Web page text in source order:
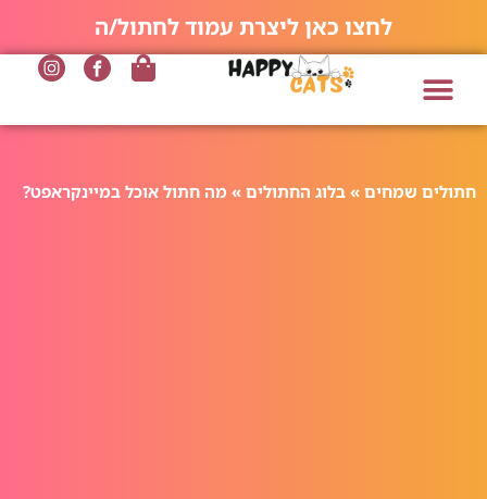
לחצו כאן ליצרת עמוד לחתול/ה
חתולים שמחים » בלוג החתולים » מה חתול אוכל במיינקראפט?